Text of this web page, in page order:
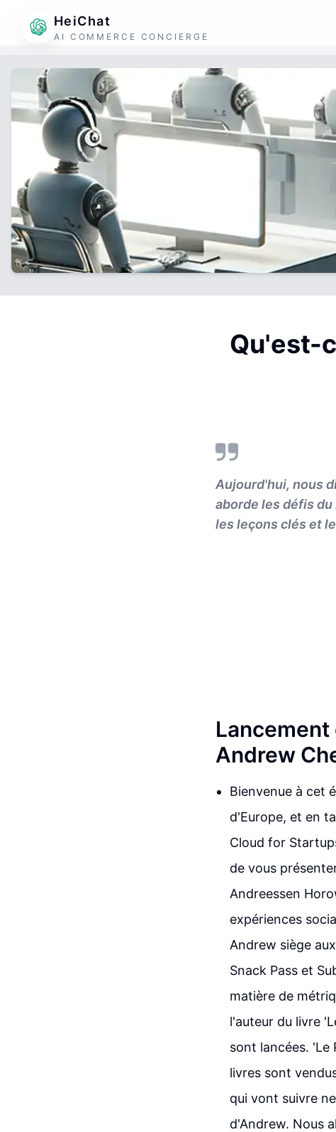
HeiChat
AI COMMERCE CONCIERGE
Qu'est-
Aujourd'hui, nous
aborde les défis
les leçons clés et
Lancement
Andrew
Bienvenue à cet
d'Europe, et en
Cloud for
de vous
Andreessen
expériences
Andrew siège
Snack Pass et
matière de
l'auteur du livre
sont lancées.
livres sont
qui vont suivre
d'Andrew. Nous